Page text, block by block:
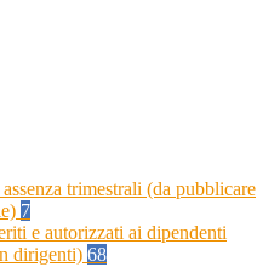
trimestrali (da pubblicare
7
e autorizzati ai dipendenti
dirigenti) 68